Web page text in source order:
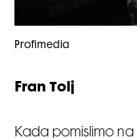
Profimedia
Fran Tolj
Kada pomislimo